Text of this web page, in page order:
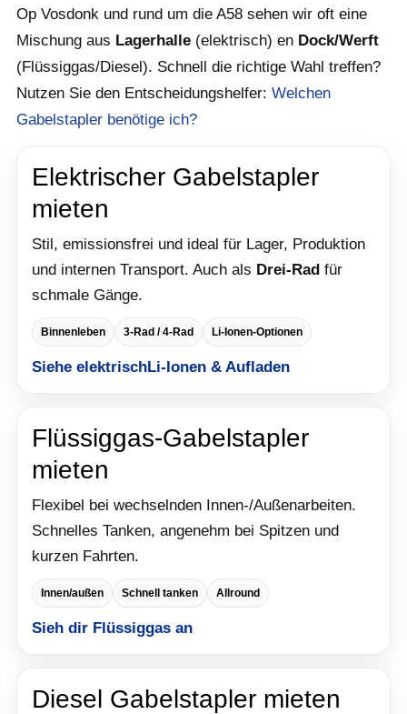
Op Vosdonk und rund um die A58 sehen wir oft eine
Mischung aus Lagerhalle (elektrisch) en Dock/Werft
(Flüssiggas/Diesel). Schnell die richtige Wahl treffen?
Nutzen Sie den Entscheidungshelfer: Welchen
Gabelstapler benötige ich?
Elektrischer Gabelstapler
mieten
Stil, emissionsfrei und ideal für Lager, Produktion
und internen Transport. Auch als Drei-Rad für
schmale Gänge.
Binnenleben 3-Rad / 4-Rad Li-Ionen-Optionen
Siehe elektrischLi-Ionen & Aufladen
Flüssiggas-Gabelstapler
mieten
Flexibel bei wechselnden Innen-/Außenarbeiten.
Schnelles Tanken, angenehm bei Spitzen und
kurzen Fahrten.
Innen/außen Schnell tanken Allround
Sieh dir Flüssiggas an
Diesel Gabelstapler mieten